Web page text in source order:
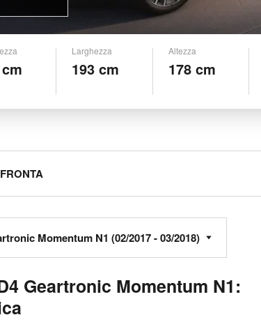
Larghezza
193 cm
Altezza
178 cm
Geartronic Momentum N1: